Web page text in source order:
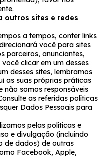
outros sites e redes
a tempos, conter links
você para sites
parceiros, anunciantes,
clicar em um desses
desses sites, lembramos
as suas próprias práticas
não somos responsáveis
as referidas políticas
Dados Pessoais para
pelas políticas e
e divulgação (incluindo
de dados) de outras
Facebook, Apple,